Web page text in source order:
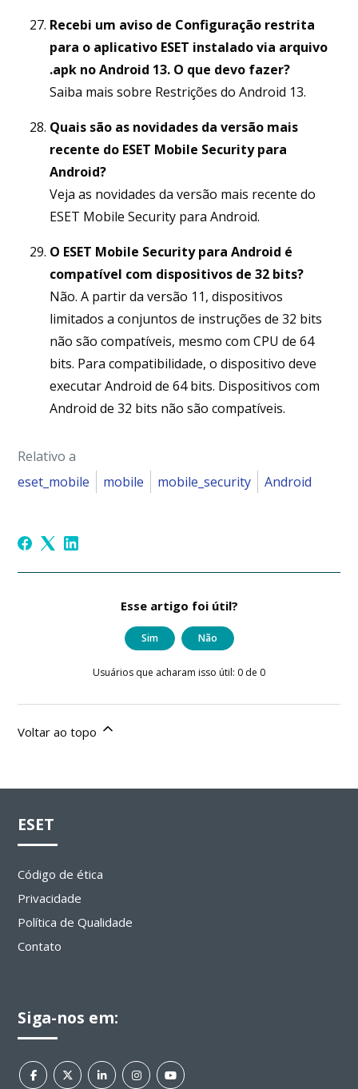
Recebi um aviso de Configuração restrita
para o aplicativo ESET instalado via arquivo
.apk no Android 13. O que devo fazer?
Saiba mais sobre Restrições do Android 13.
Quais são as novidades da versão mais
recente do ESET Mobile Security para
Android?
Veja as novidades da versão mais recente do
ESET Mobile Security para Android.
O ESET Mobile Security para Android é
compatível com dispositivos de 32 bits?
Não. A partir da versão 11, dispositivos
limitados a conjuntos de instruções de 32 bits
não são compatíveis, mesmo com CPU de 64
bits. Para compatibilidade, o dispositivo deve
executar Android de 64 bits. Dispositivos com
Android de 32 bits não são compatíveis.
Relativo a
eset_mobile
mobile mobile_security Android
Esse artigo foi útil?
Sim Não
Usuários que acharam isso útil: 0 de 0
Voltar ao topo
ESET
Código de ética
Privacidade
Política de Qualidade
Contato
Siga-nos em: